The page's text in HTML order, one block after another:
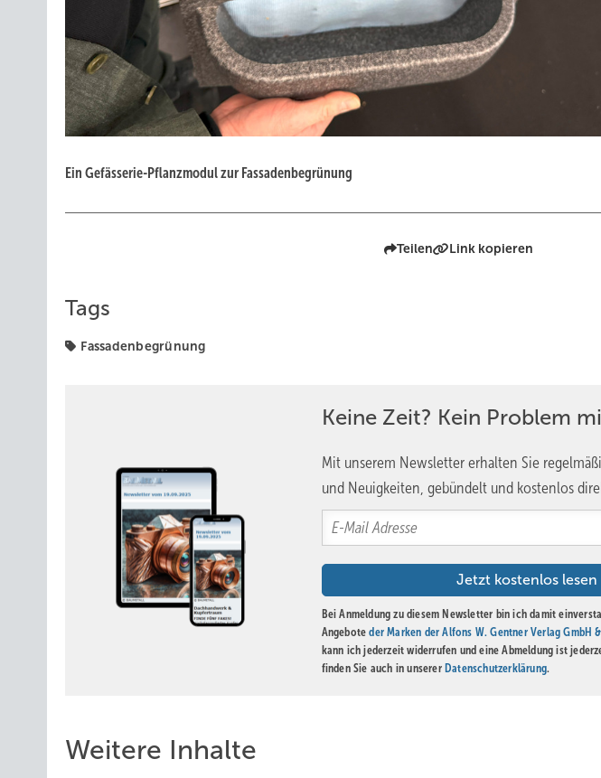
Ein Gefässerie-Pflanzmodul zur Fassadenbegrünung
Teilen Link kopieren
Tags
Fassadenbegrünung
Keine Zeit? Kein Problem
Mit unserem Newsletter erhalten Sie
und Neuigkeiten, gebündelt und kostenlos
Bei Anmeldung zu diesem Newsletter bin ich damit
Angeboteder Marken der Alfons W. Gentner Verlag GmbH
kann ich jederzeit widerrufen und eine Abmeldung ist
finden Sie auch in unserer Datenschutzerklärung.
Weitere Inhalte